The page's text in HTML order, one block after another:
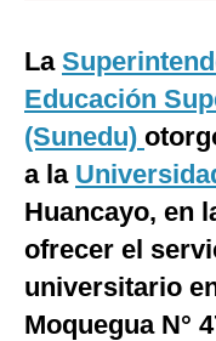
México
España
Internacional
Tecnología
Club del Suscriptor
La
Educación
(Sunedu)
a la
Huancayo, en
ofrecer el
universitario
Moquegua N°